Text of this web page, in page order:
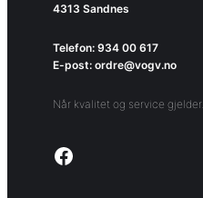
4313 Sandnes
Telefon: 934 00 617
E-post: ordre@vogv.no
Når kvalitet og service gjelder.
Link to facebook page